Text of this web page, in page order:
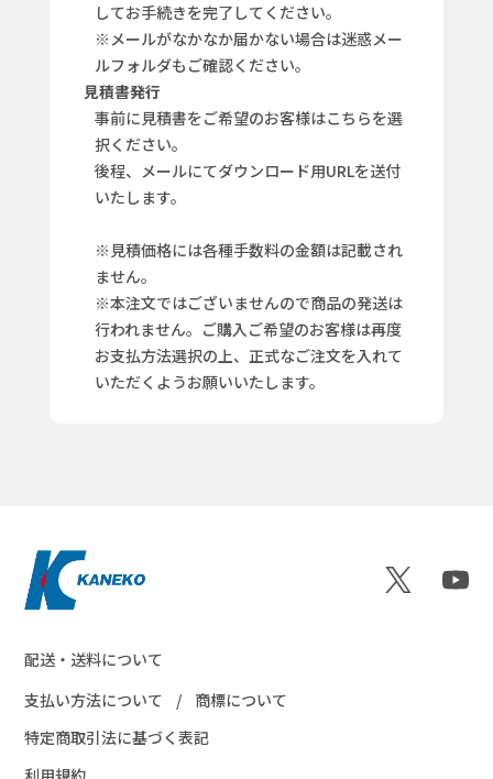
してお手続きを完了してください。
※メールがなかなか届かない場合は迷惑メー
ルフォルダもご確認ください。
見積書発行
事前に見積書をご希望のお客様はこちらを選
択ください。
後程、メールにてダウンロード用URLを送付
いたします。
※見積価格には各種手数料の金額は記載され
ません。
※本注文ではございませんので商品の発送は
行われません。ご購入ご希望のお客様は再度
お支払方法選択の上、正式なご注文を入れて
いただくようお願いいたします。
配送・送料について
支払い方法について
商標について
特定商取引法に基づく表記
利用規約